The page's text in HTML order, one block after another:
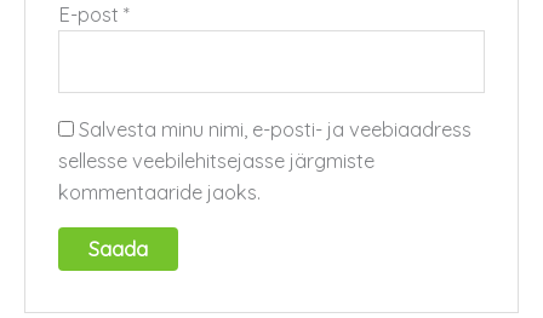
E-post*
Salvesta minu nimi, e-posti- ja veebiaadress
sellesse veebilehitsejasse järgmiste
kommentaaride jaoks.